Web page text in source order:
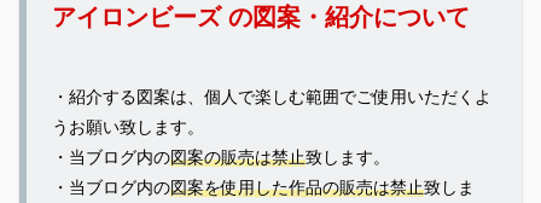
アイロンビーズ の図案・紹介について
・紹介する図案は、個人で楽しむ範囲でご使用いただくよ
うお願い致します。
・当ブログ内の図案の販売は禁止致します。
・当ブログ内の図案を使用した作品の販売は禁止致しま